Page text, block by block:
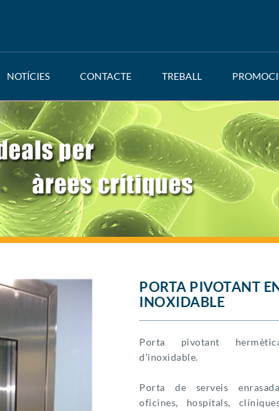
NOTÍCIES CONTACTE TREBALL
PORTA PIVOTANT
INOXIDABLE
Porta pivotant
d'inoxidable.
Porta de serveis
oficines, hospitals,